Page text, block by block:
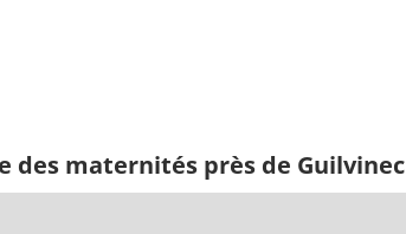
des maternités près de Guilvinec